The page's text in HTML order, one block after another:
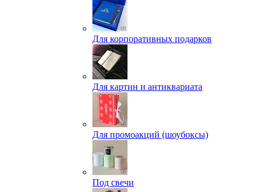
Для корпоративных подарков
Для картин и антиквариата
Для промоакций (шоубоксы)
Под свечи